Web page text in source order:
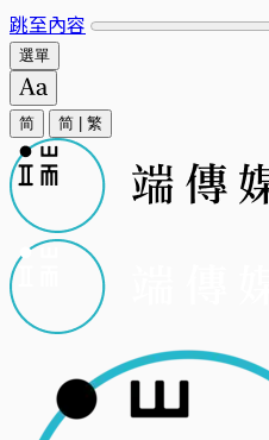
跳至內容
選單
简 简 繁